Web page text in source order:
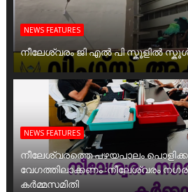
NEWS FEATURES
നീലേശ്വരം ജി എൽ പി സ്കൂളിൽ
NEWS FEATURES
നീലേശ്വരത്തെ പഴയപാലം
വേഗത്തിലാക്കണം :നീലേശ്വരം
കർമ്മസമിതി